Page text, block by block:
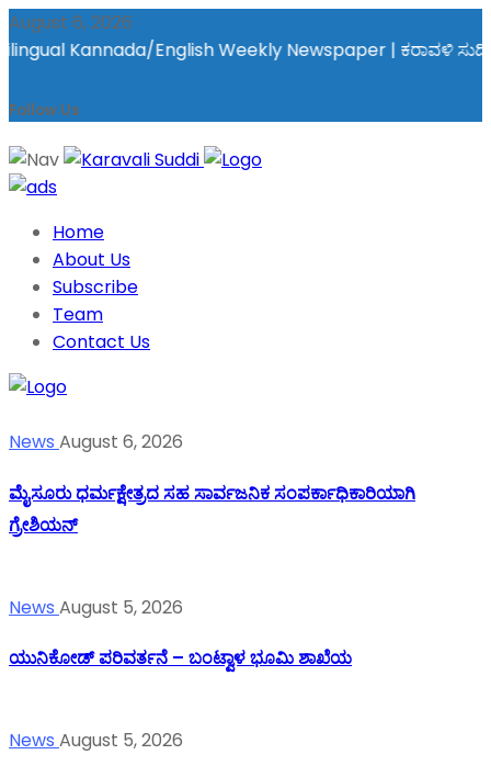
August 6, 2026
Kannada/English Weekly Newspaper | ಕರಾವಳಿ ಸುದ್ದಿ -
Follow Us
Home
About Us
Subscribe
Team
Contact Us
News August 6, 2026
ಮೈಸೂರು ಧರ್ಮಕ್ಷೇತ್ರದ ಸಹ ಸಾರ್ವಜನಿಕ ಸಂಪರ್ಕಾಧಿಕಾರಿಯಾಗಿ
ಗ್ರೇಶಿಯನ್
News August 5, 2026
ಯುನಿಕೋಡ್ ಪರಿವರ್ತನೆ – ಬಂಟ್ವಾಳ ಭೂಮಿ ಶಾಖೆಯ
News August 5, 2026